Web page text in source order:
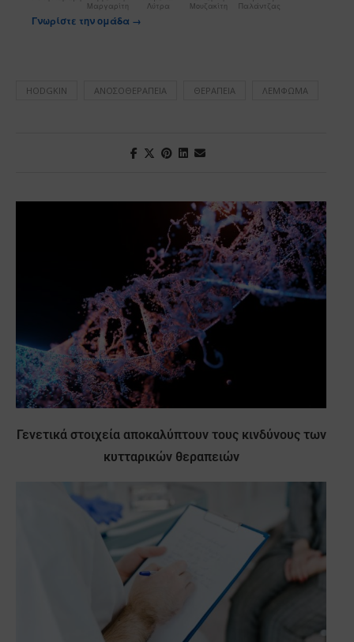
Μαργαρίτη
Λύτρα
Μουζακίτη
Παλάντζας
Γνωρίστε την ομάδα →
HODGKIN ΑΝΟΣΟΘΕΡΑΠΕΊΑ ΘΕΡΑΠΕΊΑ ΛΈΜΦΩΜΑ
Γενετικά στοιχεία αποκαλύπτουν τους κινδύνους των
κυτταρικών θεραπειών